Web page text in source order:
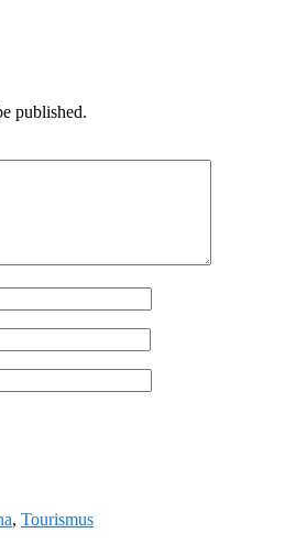
published.
, Tourismus